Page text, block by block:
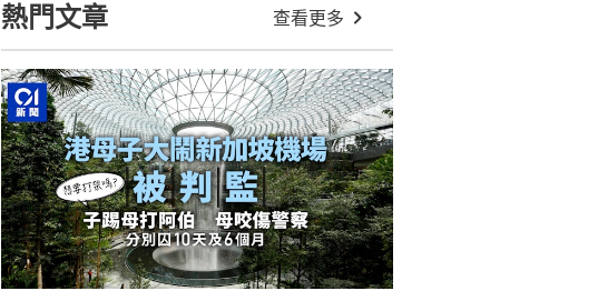
熱門文章 查看更多